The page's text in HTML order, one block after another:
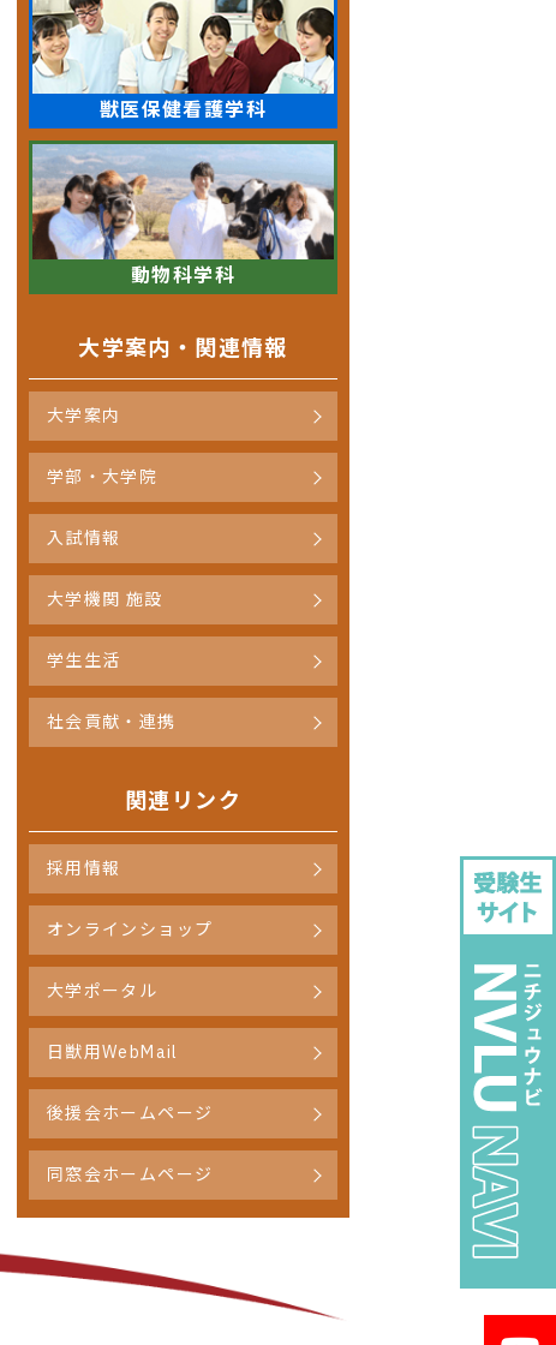
獣医保健看護学科
動物科学科
大学案内・関連情報
大学案内
学部・大学院
入試情報
大学機関 施設
学生生活
社会貢献・連携
関連リンク
採用情報
オンラインショップ
大学ポータル
日獣用WebMail
後援会ホームページ
同窓会ホームページ